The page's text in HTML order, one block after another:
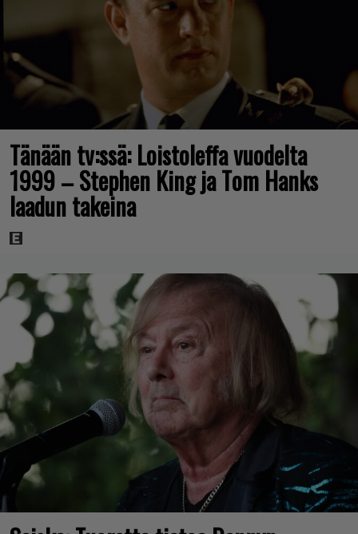
Tänään tv:ssä: Loistoleffa vuodelta
1999 – Stephen King ja Tom Hanks
laadun takeina